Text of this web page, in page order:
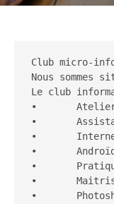
Club micro-
Nous sommes
Le club
•	Atelier Diaporamas
•	Assistance informatique
•	Internet trucs et astuces
•	Androïd, smartphones et tablettes
•	Pratique de la photo numérique
•	Maitriser l’informatique et de la Bureautique
•	Photoshop tous niveaux